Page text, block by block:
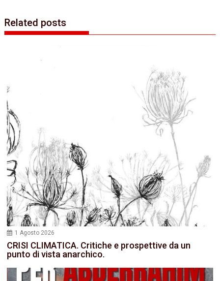
Related posts
1 Agosto 2026
CRISI CLIMATICA. Critiche e prospettive da un
punto di vista anarchico.